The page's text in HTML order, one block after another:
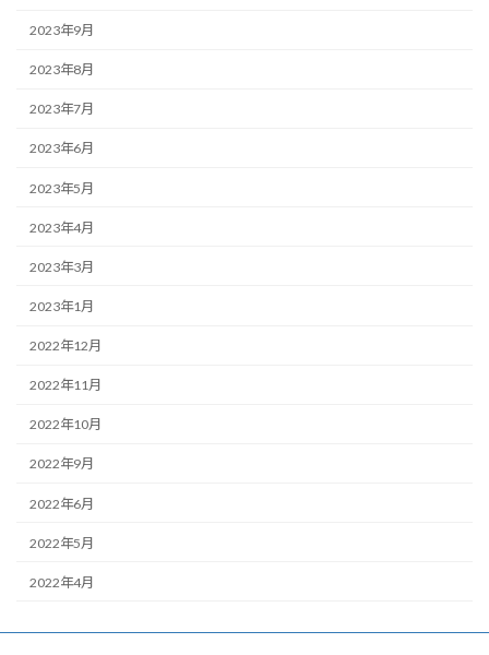
2023年9月
2023年8月
2023年7月
2023年6月
2023年5月
2023年4月
2023年3月
2023年1月
2022年12月
2022年11月
2022年10月
2022年9月
2022年6月
2022年5月
2022年4月